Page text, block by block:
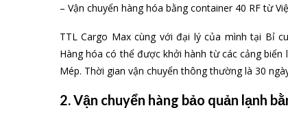
– Vận chuyển hàng hóa bằng container 40 RF từ
TTL Cargo Max cùng với đại lý của mình tại Bỉ
Hàng hóa có thể được khởi hành từ các cảng
Mép. Thời gian vận chuyển thông thường là 30
2. Vận chuyển hàng bảo quản lạnh